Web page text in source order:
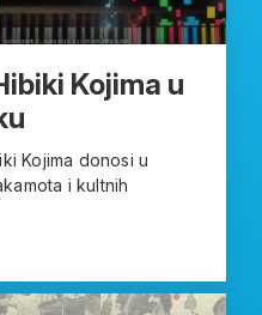
Kojima u
Kojima donosi u
i kultnih